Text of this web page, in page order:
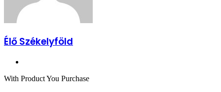
Élő Székelyföld
With Product You Purchase